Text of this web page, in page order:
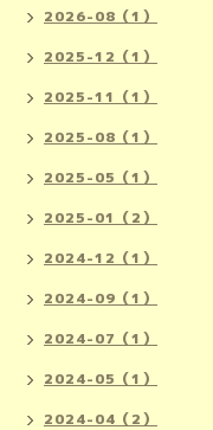
2026-08（1）
2025-12（1）
2025-11（1）
2025-08（1）
2025-05（1）
2025-01（2）
2024-12（1）
2024-09（1）
2024-07（1）
2024-05（1）
2024-04（2）